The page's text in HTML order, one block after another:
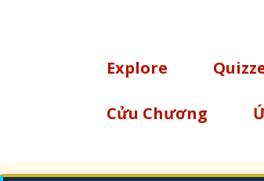
Explore
Cửu Chương